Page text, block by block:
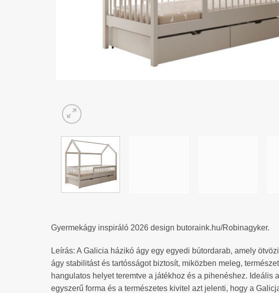
Gyermekágy inspiráló 2026 design butoraink.hu/Robinagyker.
Leírás: A Galicia házikó ágy egy egyedi bútordarab, amely
ágy stabilitást és tartósságot biztosít, miközben meleg,
hangulatos helyet teremtve a játékhoz és a pihenéshez.
egyszerű forma és a természetes kivitel azt jelenti, hogy a